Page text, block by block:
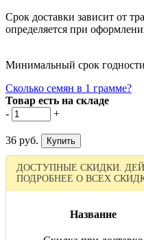
Срок доставки зависит от
определяется при
Минимальный срок
Сколько семян в 1 грамме?
Товар есть на складе
-
+
36 руб.
ДОСТУПНЫЕ СКИДКИ.
ПОДРОБНЕЕ О ВСЕХ
Название